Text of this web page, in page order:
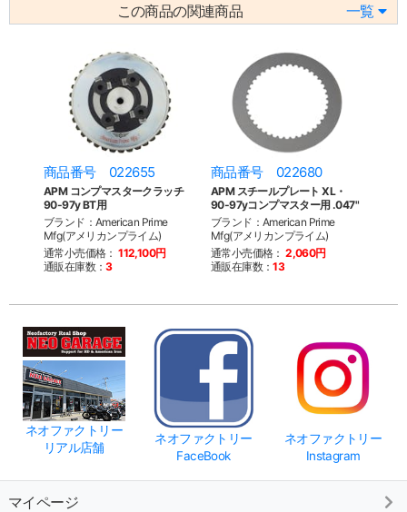
この商品の関連商品 一覧
商品番号 022655
APM コンプマスタークラッチ
90-97y BT用
ブランド：American Prime
Mfg(アメリカンプライム)
通常小売価格： 112,100円
通販在庫数：3
商品番号 022680
APM スチールプレート XL・
90-97yコンプマスター用 .047"
ブランド：American Prime
Mfg(アメリカンプライム)
通常小売価格： 2,060円
通販在庫数：13
ネオファクトリー
リアル店舗
ネオファクトリー
FaceBook
ネオファクトリー
Instagram
マイページ